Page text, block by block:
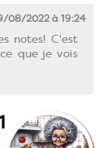
08/2022 à 19:24
notes! C'est
que je vois